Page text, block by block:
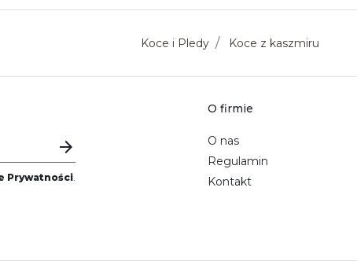
Koce i Pledy Koce z kaszmiru
Prywatności
O firmie
O nas
Regulamin
Kontakt